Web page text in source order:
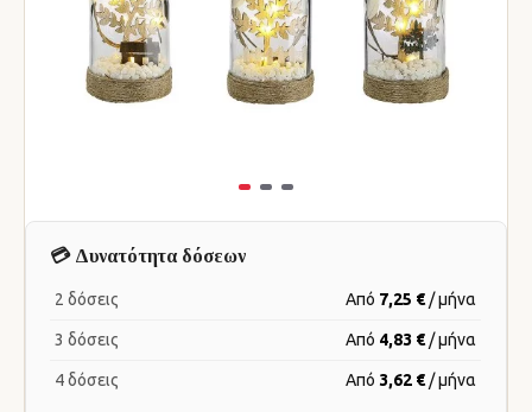
💳 Δυνατότητα δόσεων
2 δόσεις Από 7,25 € / μήνα
3 δόσεις Από 4,83 € / μήνα
4 δόσεις Από 3,62 € / μήνα